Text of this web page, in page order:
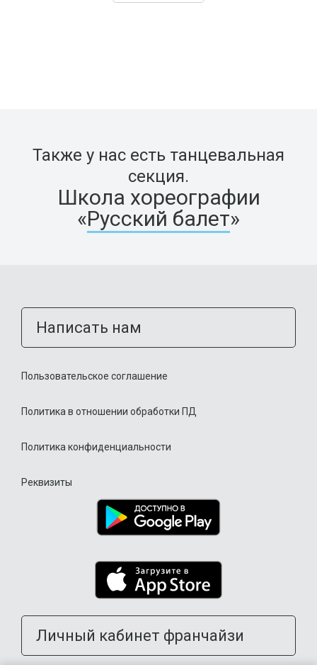
Также у нас есть танцевальная
секция.
Школа хореографии
«Русский балет»
Написать нам
Пользовательское соглашение
Политика в отношении обработки ПД
Политика конфиденциальности
Реквизиты
Личный кабинет франчайзи